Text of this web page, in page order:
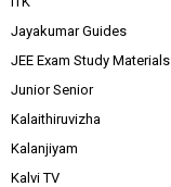
Jayakumar Guides
JEE Exam Study Materials
Junior Senior
Kalaithiruvizha
Kalanjiyam
Kalvi TV